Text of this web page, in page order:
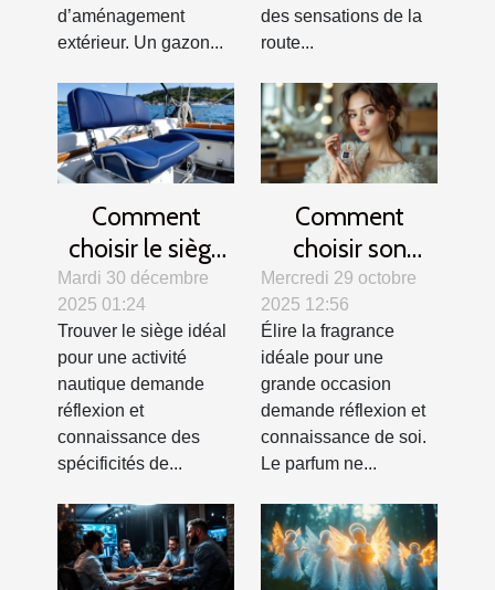
d’aménagement
extérieur. Un gazon...
des sensations de la
route...
Comment
choisir le siège
idéal pour votre
activité
nautique ?
Mardi 30 décembre
2025 01:24
Trouver le siège idéal
pour une activité
nautique demande
réflexion et
connaissance des
spécificités de...
Comment
choisir son
parfum pour les
grandes
occasions ?
Mercredi 29 octobre
2025 12:56
Élire la fragrance
idéale pour une
grande occasion
demande réflexion et
connaissance de soi.
Le parfum ne...